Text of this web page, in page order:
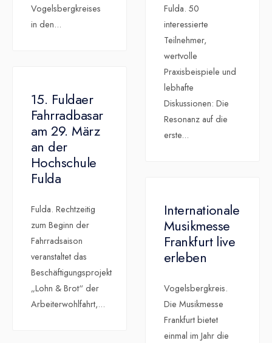
Vogelsbergkreises
in den...
Fulda. 50
interessierte
Teilnehmer,
wertvolle
Praxisbeispiele und
lebhafte
Diskussionen: Die
Resonanz auf die
erste...
15. Fuldaer
Fahrradbasar
am 29. März
an der
Hochschule
Fulda
Fulda. Rechtzeitig
zum Beginn der
Fahrradsaison
veranstaltet das
Beschäftigungsprojekt
„Lohn & Brot“ der
Arbeiterwohlfahrt,...
Internationale
Musikmesse
Frankfurt live
erleben
Vogelsbergkreis.
Die Musikmesse
Frankfurt bietet
einmal im Jahr die